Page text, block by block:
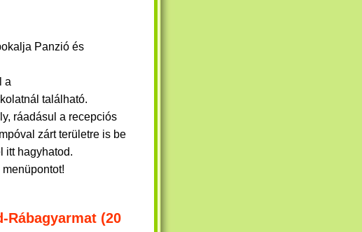
Panzió és
a
található.
ráadásul a recepciós
zárt területre is be
itt hagyhatod.
Rábagyarmat (20